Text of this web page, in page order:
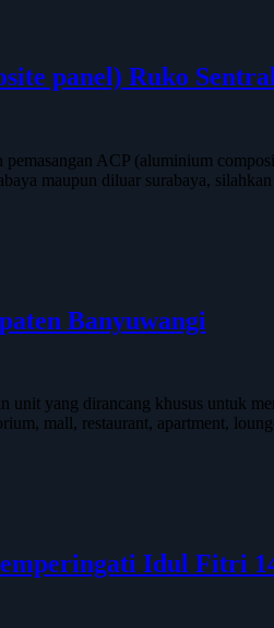
panel) Ruko
ACP (aluminium
maupun diluar surabaya,
Banyuwangi
yang dirancang khusus untuk
mall, restaurant, apartment,
Idul Fitri